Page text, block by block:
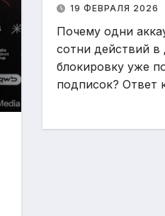
19 ФЕВРАЛЯ 2026
Почему одни
сотни действий в
блокировку уже
подписок? Ответ